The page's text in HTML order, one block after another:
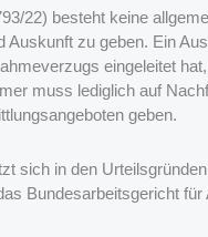
22) besteht keine
zu geben. Ein
eingeleitet
muss lediglich auf
geben.
sich in den
Bundesarbeitsgericht